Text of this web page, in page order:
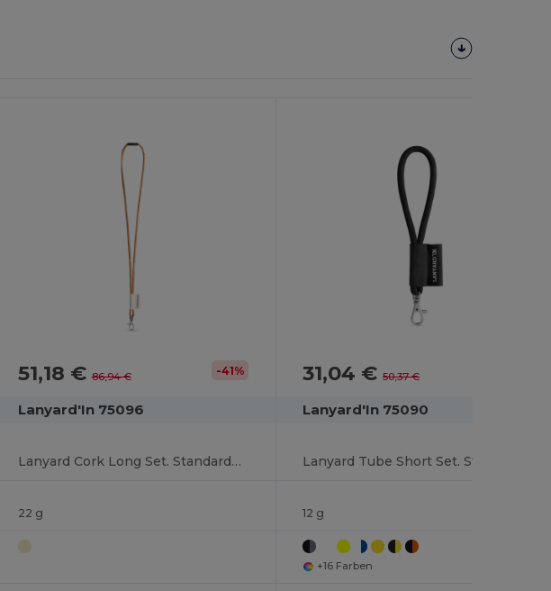
51,18 €86,94 € -41%
Lanyard'In 75096
Lanyard Cork Long Set. Standardmodelle
22 g
31,04 €50,37 €
Lanyard'In 75090
12 g
+16 Farben